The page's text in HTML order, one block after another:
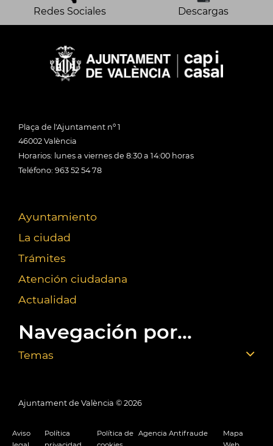
Redes Sociales Descargas
Plaça de l'Ajuntament nº 1
46002 València
Horarios: lunes a viernes de 8:30 a 14:00 horas
Teléfono: 963 52 54 78
Ayuntamiento
La ciudad
Trámites
Atención ciudadana
Actualidad
Navegación por...
Temas
Ajuntament de València © 2026
Aviso
Política
Política de Agencia Antifraude
Mapa